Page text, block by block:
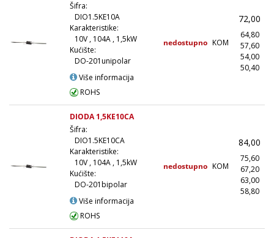
Šifra:
DIO1.5KE10A
Karakteristike:
10V , 104A , 1,5kW
Kućište:
DO-201unipolar
Više informacija
ROHS
nedostupno KOM
72,00
64,80
57,60
54,00
50,40
DIODA 1,5KE10CA
Šifra:
DIO1.5KE10CA
Karakteristike:
10V , 104A , 1,5kW
Kućište:
DO-201bipolar
Više informacija
ROHS
nedostupno KOM
84,00
75,60
67,20
63,00
58,80